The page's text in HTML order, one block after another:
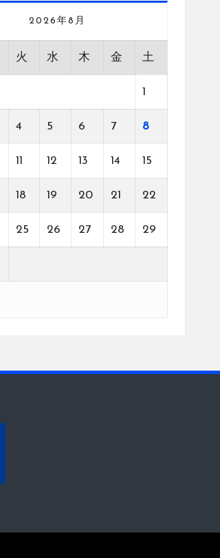
2026年8月
火 水 木 金 土
1
4 5 6 7 8
11 12 13 14 15
18 19 20 21 22
25 26 27 28 29